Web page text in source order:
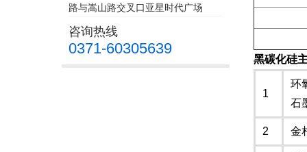
路与嵩山路交叉口亚星时代广场
咨询热线
0371-60305639
黑碳化硅
1
环
石
2 金